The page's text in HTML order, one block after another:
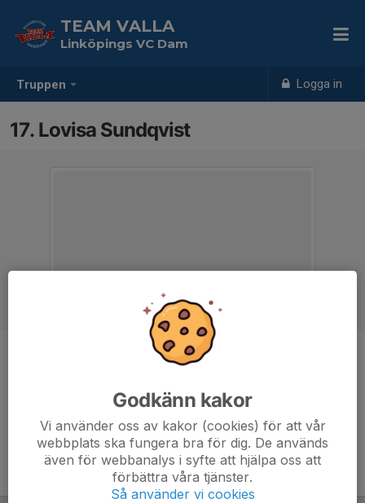
Truppen Logga in
TEAM VALLA
Linköpings VC Dam
17. Lovisa Sundqvist
Center
Godkänn kakor
Vi använder oss av kakor (cookies) för att vår
webbplats ska fungera bra för dig. De används
även för webbanalys i syfte att hjälpa oss att
förbättra våra tjänster.
Så använder vi cookies